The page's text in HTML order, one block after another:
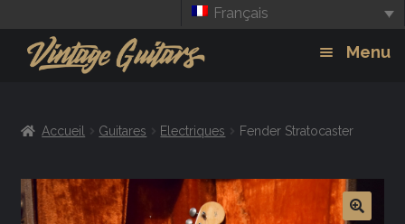
Français
Menu
Amplis
Effets
Accueil Guitares Electriques Fender Stratocaster